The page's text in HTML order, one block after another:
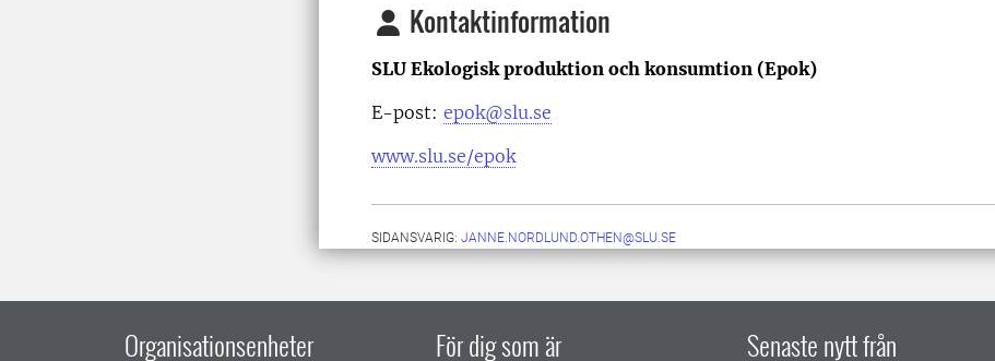
Kontaktinformation
SLU Ekologisk produktion och konsumtion (Epok)
E-post: epok@slu.se
www.slu.se/epok
SIDANSVARIG: JANNE.NORDLUND.OTHEN@SLU.SE
Organisationsenheter För dig som är Senaste nytt från